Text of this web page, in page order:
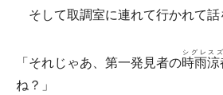
そして取調室に連れて行かれて話
「それじゃあ、第一発見者の時雨涼
シグレスズ
ね？」